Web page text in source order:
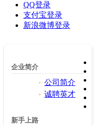
QQ登录
支付宝登录
新浪微博登录
企业简介
公司简介
诚聘英才
新手上路